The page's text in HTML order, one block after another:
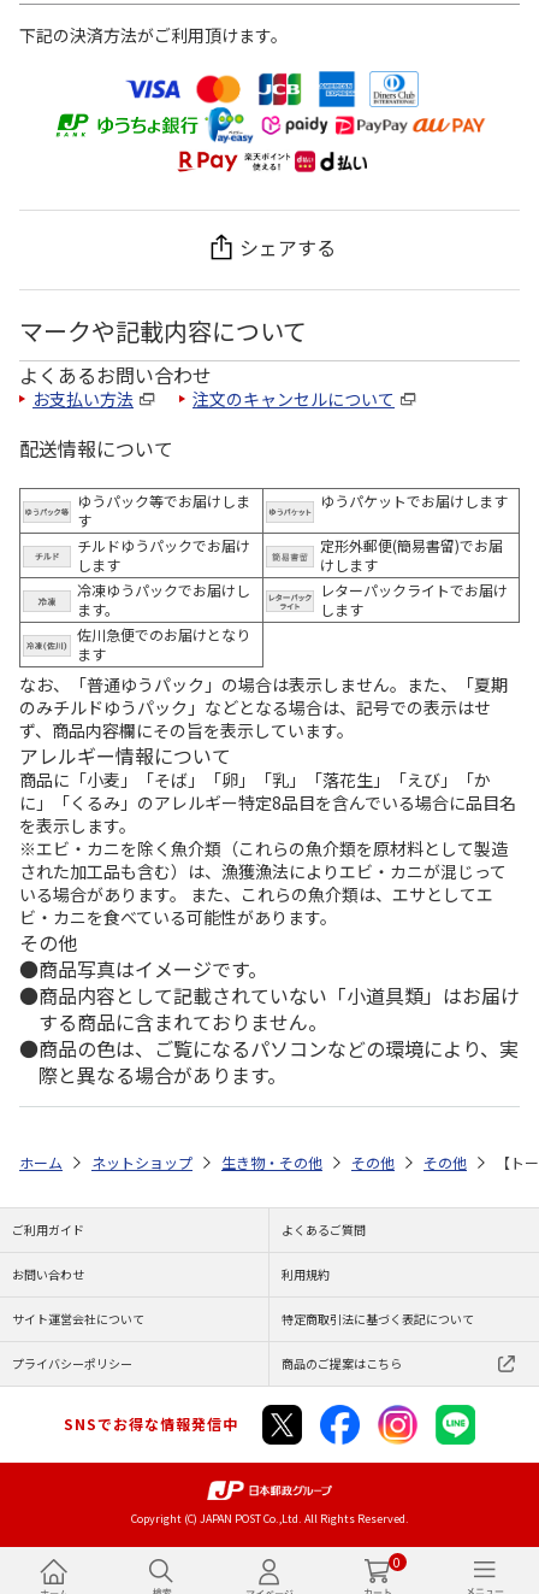
0
下記の決済方法がご利用頂けます。
シェアする
マークや記載内容について
よくあるお問い合わせ
お支払い方法 注文のキャンセルについて
配送情報について
ゆうパック等でお届けしま
す
ゆうパケットでお届けします
チルドゆうパックでお届け
します
定形外郵便(簡易書留)でお届
けします
冷凍ゆうパックでお届けし
ます。
レターパックライトでお届け
します
佐川急便でのお届けとなり
ます
なお、「普通ゆうパック」の場合は表示しません。また、「夏期
のみチルドゆうパック」などとなる場合は、記号での表示はせ
ず、商品内容欄にその旨を表示しています。
アレルギー情報について
商品に「小麦」「そば」「卵」「乳」「落花生」「えび」「か
に」「くるみ」のアレルギー特定8品目を含んでいる場合に品目名
を表示します。
※エビ・カニを除く魚介類（これらの魚介類を原材料として製造
された加工品も含む）は、漁獲漁法によりエビ・カニが混じって
いる場合があります。 また、これらの魚介類は、エサとしてエ
ビ・カニを食べている可能性があります。
その他
商品写真はイメージです。
商品内容として記載されていない「小道具類」はお届け
する商品に含まれておりません。
商品の色は、ご覧になるパソコンなどの環境により、実
際と異なる場合があります。
ホーム ネットショップ 生き物・その他 その他 その他 【ト
ご利用ガイド よくあるご質問
お問い合わせ 利用規約
サイト運営会社について 特定商取引法に基づく表記について
プライバシーポリシー 商品のご提案はこちら
SNSでお得な情報発信中
Copyright (C) JAPAN POST Co.,Ltd. All Rights Reserved.